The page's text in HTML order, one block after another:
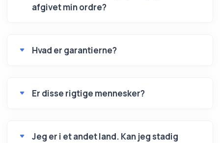
afgivet min ordre?
Hvad er garantierne?
Er disse rigtige mennesker?
Jeg er i et andet land. Kan jeg stadig